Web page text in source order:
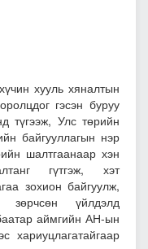
хууль хяналтын
гэсэн буруу
түгээж, Улс төрийн
байгууллагын нэр
шалтгаанаар хэн
гүтгэж, хэт
зохион байгуулж,
үйлдэлд
аймгийн АН-ын
хариуцлагатайгаар